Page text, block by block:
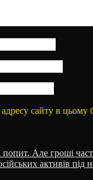
сайту в цьому
попит. Але гроші
активів